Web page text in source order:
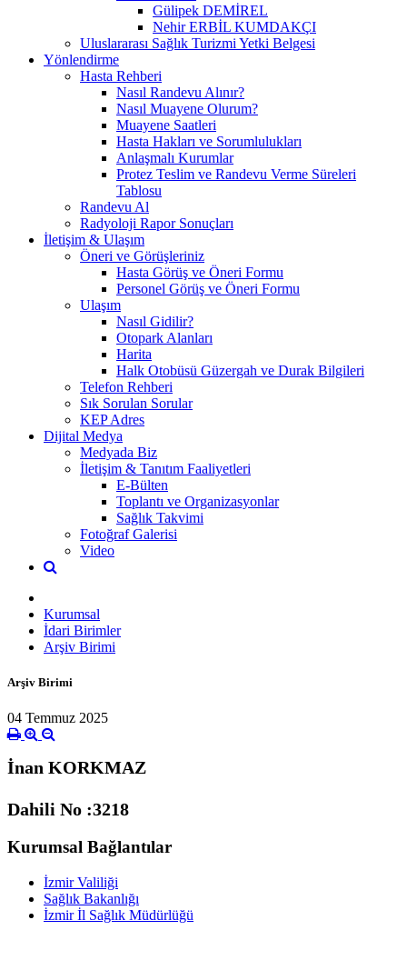
Gülipek DEMİREL
Nehir ERBİL KUMDAKÇI
Uluslararası Sağlık Turizmi Yetki Belgesi
Yönlendirme
Hasta Rehberi
Nasıl Randevu Alınır?
Nasıl Muayene Olurum?
Muayene Saatleri
Hasta Hakları ve Sorumlulukları
Anlaşmalı Kurumlar
Protez Teslim ve Randevu Verme Süreleri
Tablosu
Randevu Al
Radyoloji Rapor Sonuçları
İletişim & Ulaşım
Öneri ve Görüşleriniz
Hasta Görüş ve Öneri Formu
Personel Görüş ve Öneri Formu
Ulaşım
Nasıl Gidilir?
Otopark Alanları
Harita
Halk Otobüsü Güzergah ve Durak Bilgileri
Telefon Rehberi
Sık Sorulan Sorular
KEP Adres
Dijital Medya
Medyada Biz
İletişim & Tanıtım Faaliyetleri
E-Bülten
Toplantı ve Organizasyonlar
Sağlık Takvimi
Fotoğraf Galerisi
Video
Kurumsal
İdari Birimler
Arşiv Birimi
Arşiv Birimi
04 Temmuz 2025
İnan KORKMAZ
Dahili No :3218
Kurumsal Bağlantılar
İzmir Valiliği
Sağlık Bakanlığı
İzmir İl Sağlık Müdürlüğü